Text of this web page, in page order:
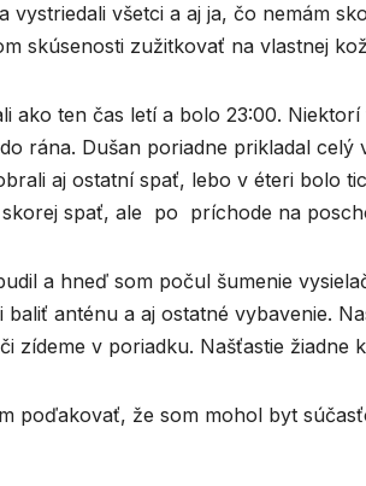
vystriedali všetci a aj ja, čo nemám
skúsenosti zužitkovať na vlastnej
ako ten čas letí a bolo 23:00.
rána. Dušan poriadne prikladal
aj ostatní spať, lebo v éteri bolo
spať, ale po príchode na
a hneď som počul šumenie
baliť anténu a aj ostatné vybavenie.
zídeme v poriadku. Našťastie žiadne
poďakovať, že som mohol byt